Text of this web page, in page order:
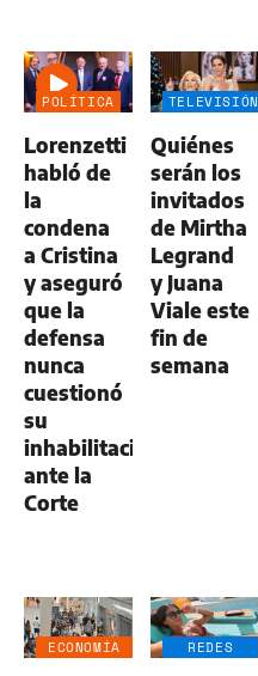
POLÍTICA
Lorenzetti
habló de
la
condena
a Cristina
y aseguró
que la
defensa
nunca
cuestionó
su
inhabilitación
ante la
Corte
TELEVISIÓN
Quiénes
serán los
invitados
de Mirtha
Legrand
y Juana
Viale este
fin de
semana
ECONOMÍA
REDES